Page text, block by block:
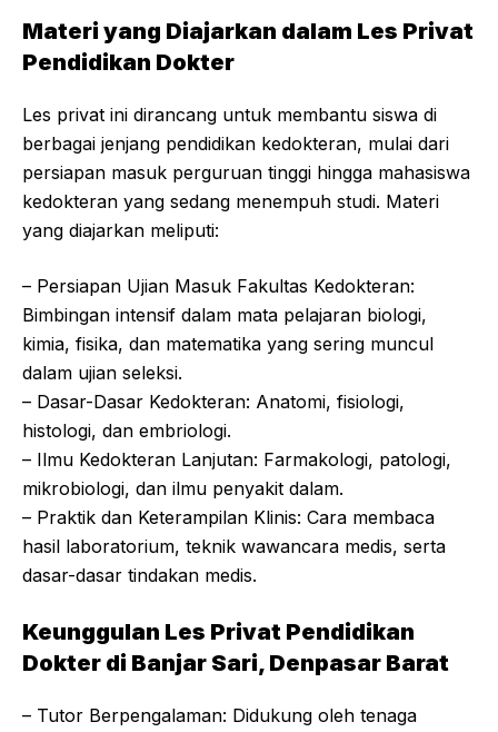
Materi yang Diajarkan dalam Les Privat
Pendidikan Dokter
Les privat ini dirancang untuk membantu siswa di
berbagai jenjang pendidikan kedokteran, mulai dari
persiapan masuk perguruan tinggi hingga mahasiswa
kedokteran yang sedang menempuh studi. Materi
yang diajarkan meliputi:
– Persiapan Ujian Masuk Fakultas Kedokteran:
Bimbingan intensif dalam mata pelajaran biologi,
kimia, fisika, dan matematika yang sering muncul
dalam ujian seleksi.
– Dasar-Dasar Kedokteran: Anatomi, fisiologi,
histologi, dan embriologi.
– Ilmu Kedokteran Lanjutan: Farmakologi, patologi,
mikrobiologi, dan ilmu penyakit dalam.
– Praktik dan Keterampilan Klinis: Cara membaca
hasil laboratorium, teknik wawancara medis, serta
dasar-dasar tindakan medis.
Keunggulan Les Privat Pendidikan
Dokter di Banjar Sari, Denpasar Barat
– Tutor Berpengalaman: Didukung oleh tenaga